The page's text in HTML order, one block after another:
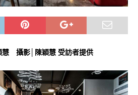
攝影│陳穎慧 受訪者提供